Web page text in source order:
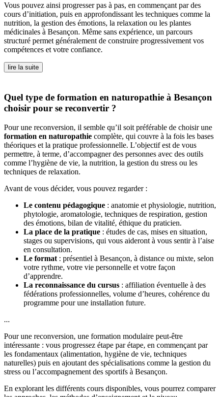
Vous pouvez ainsi progresser pas à pas, en commençant par des
cours d’initiation, puis en approfondissant les techniques comme la
nutrition, la gestion des émotions, la relaxation ou les plantes
médicinales à Besançon. Même sans expérience, un parcours
structuré permet généralement de construire progressivement vos
compétences et votre confiance.
lire la suite
Quel type de formation en naturopathie à Besançon
choisir pour se reconvertir ?
Pour une reconversion, il semble qu’il soit préférable de choisir une
formation en naturopathie complète, qui couvre à la fois les bases
théoriques et la pratique professionnelle. L’objectif est de vous
permettre, à terme, d’accompagner des personnes avec des outils
comme l’hygiène de vie, la nutrition, la gestion du stress ou les
techniques de relaxation.
Avant de vous décider, vous pouvez regarder :
Le contenu pédagogique : anatomie et physiologie, nutrition,
phytologie, aromatologie, techniques de respiration, gestion
des émotions, bilan de vitalité, éthique du praticien.
La place de la pratique : études de cas, mises en situation,
stages ou supervisions, qui vous aideront à vous sentir à l’aise
en consultation.
Le format : présentiel à Besançon, à distance ou mixte, selon
votre rythme, votre vie personnelle et votre façon
d’apprendre.
La reconnaissance du cursus : affiliation éventuelle à des
fédérations professionnelles, volume d’heures, cohérence du
programme pour une installation future.
...
Pour une reconversion, une formation modulaire peut-être
intéressante : vous progressez étape par étape, en commençant par
les fondamentaux (alimentation, hygiène de vie, techniques
naturelles) puis en ajoutant des spécialisations comme la gestion du
stress ou l’accompagnement des sportifs à Besançon.
En explorant les différents cours disponibles, vous pourrez comparer